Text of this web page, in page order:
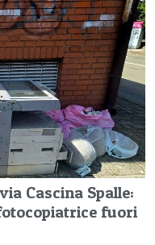
Cascina Spalle:
fuori